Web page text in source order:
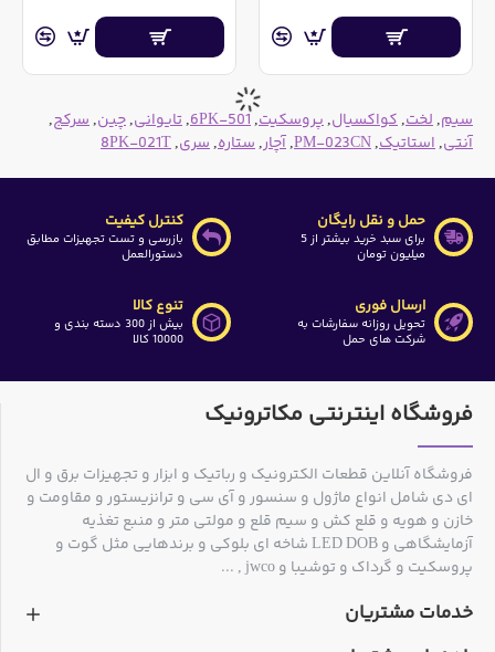
سیم,لخت,کواکسیال,پروسکیت,
6PK-501
,تایوانی,چین,سرکج,
آنتی,استاتیک,
PM-023CN
,آچار,ستاره,سری,
8PK-021T
حمل و نقل رایگان
برای سبد خرید بیشتر از 5
میلیون تومان
کنترل کیفیت
بازرسی و تست تجهیزات مطابق
دستورالعمل
ارسال فوری
تحویل روزانه سفارشات به
شرکت های حمل
تنوع کالا
بیش از 300 دسته بندی و
10000 کالا
فروشگاه اینترنتی مکاترونیک
فروشگاه آنلاین قطعات الکترونیک و رباتیک و ابزار و تجهیزات برق و ال
ای دی شامل انواع ماژول و سنسور و آی سی و ترانزیستور و مقاومت و
خازن و هویه و قلع کش و سیم قلع و مولتی متر و منبع تغذیه
آزمایشگاهی و LED DOB شاخه ای بلوکی و برندهایی مثل گوت و
پروسکیت و گرداک و توشیبا و jwco , ...
خدمات مشتریان